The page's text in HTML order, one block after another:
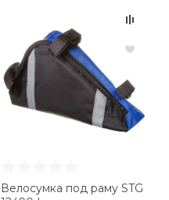
Велосумка под раму STG